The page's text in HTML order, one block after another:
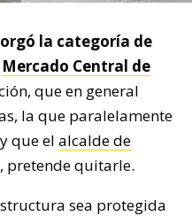
la categoría de
Mercado Central de
que en general
la que paralelamente
que el alcalde de
, pretende quitarle.
sea protegida